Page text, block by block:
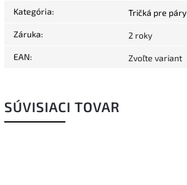
Kategória: Tričká pre páry
Záruka: 2 roky
EAN: Zvoľte variant
SÚVISIACI TOVAR